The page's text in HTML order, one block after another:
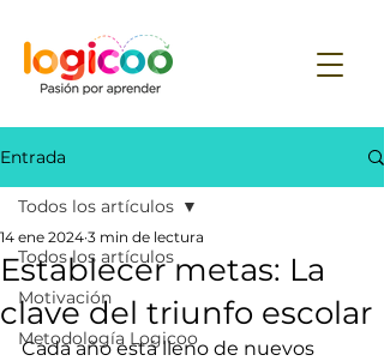
Entrada
Todos los artículos
Motivación
Metodología Logicoo
Todos los artículos
Establecer metas: La
clave del triunfo escolar
14 ene 2024 3 min de lectura
Cada año está lleno de nuevos